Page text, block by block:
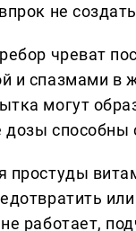
не
чреват
и спазмами в
могут
дозы способны
простуды
работает,